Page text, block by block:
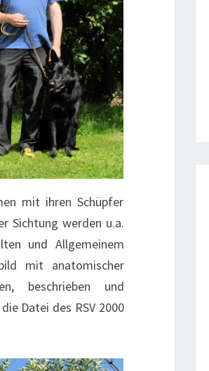
mit ihren Schüpfer
Sichtung werden u.a.
und Allgemeinem
mit anatomischer
beschrieben und
Datei des RSV 2000